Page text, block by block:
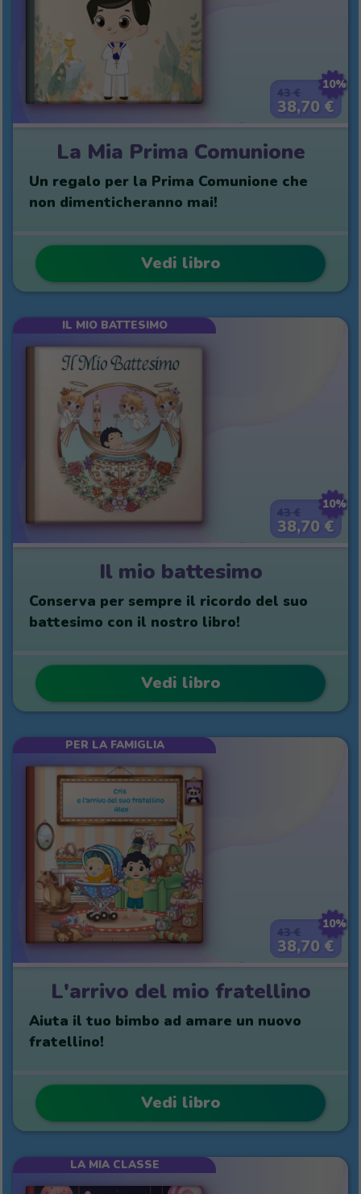
10%
38,70 €
La Mia Prima Comunione
Un regalo per la Prima Comunione che
non dimenticheranno mai!
Vedi libro
10%
38,70 €
IL MIO BATTESIMO
Il mio battesimo
Conserva per sempre il ricordo del suo
battesimo con il nostro libro!
Vedi libro
10%
38,70 €
PER LA FAMIGLIA
L'arrivo del mio fratellino
Aiuta il tuo bimbo ad amare un nuovo
fratellino!
Vedi libro
LA MIA CLASSE